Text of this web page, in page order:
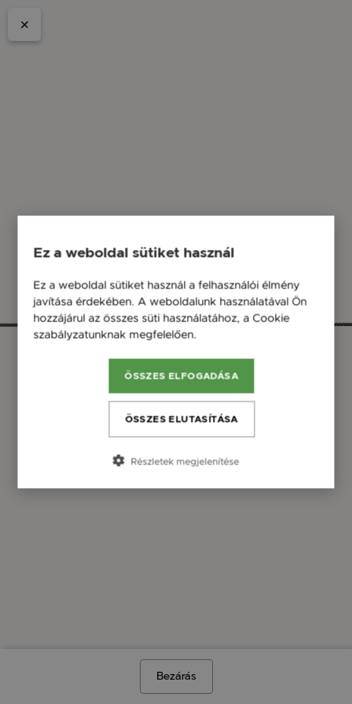
Bezárás
Ez a weboldal sütiket használ
Ez a weboldal sütiket használ a felhasználói élmény
javítása érdekében. A weboldalunk használatával Ön
hozzájárul az összes süti használatához, a Cookie
szabályzatunknak megfelelően.
ÖSSZES ELFOGADÁSA
ÖSSZES ELUTASÍTÁSA
Részletek megjelenítése